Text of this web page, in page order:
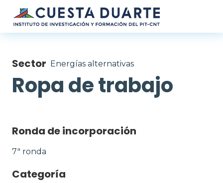
Pasar al contenido principal
Sector Energías alternativas
Ropa de trabajo
Ronda de incorporación
7ª ronda
Categoría